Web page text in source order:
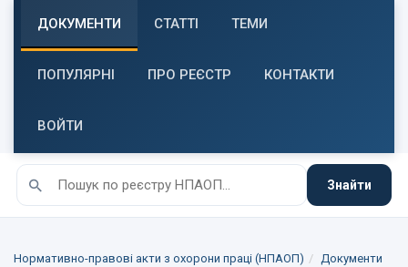
ДОКУМЕНТИ СТАТТІ ТЕМИ
ПОПУЛЯРНІ ПРО РЕЄСТР КОНТАКТИ
ВОЙТИ
Знайти
Нормативно-правові акти з охорони праці (НПАОП)
Документи